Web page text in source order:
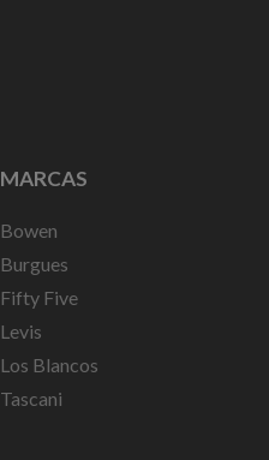
MARCAS
Bowen
Burgues
Fifty Five
Levis
Los Blancos
Tascani